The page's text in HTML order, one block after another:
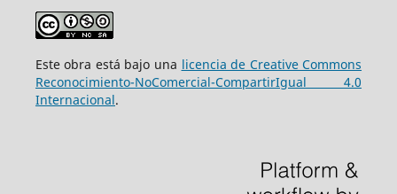
Este obra está bajo una licencia de Creative Commons
Reconocimiento-NoComercial-CompartirIgual 4.0
Internacional.